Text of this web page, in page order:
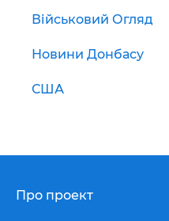
Військовий Огляд
Новини Донбасу
США
Про проект